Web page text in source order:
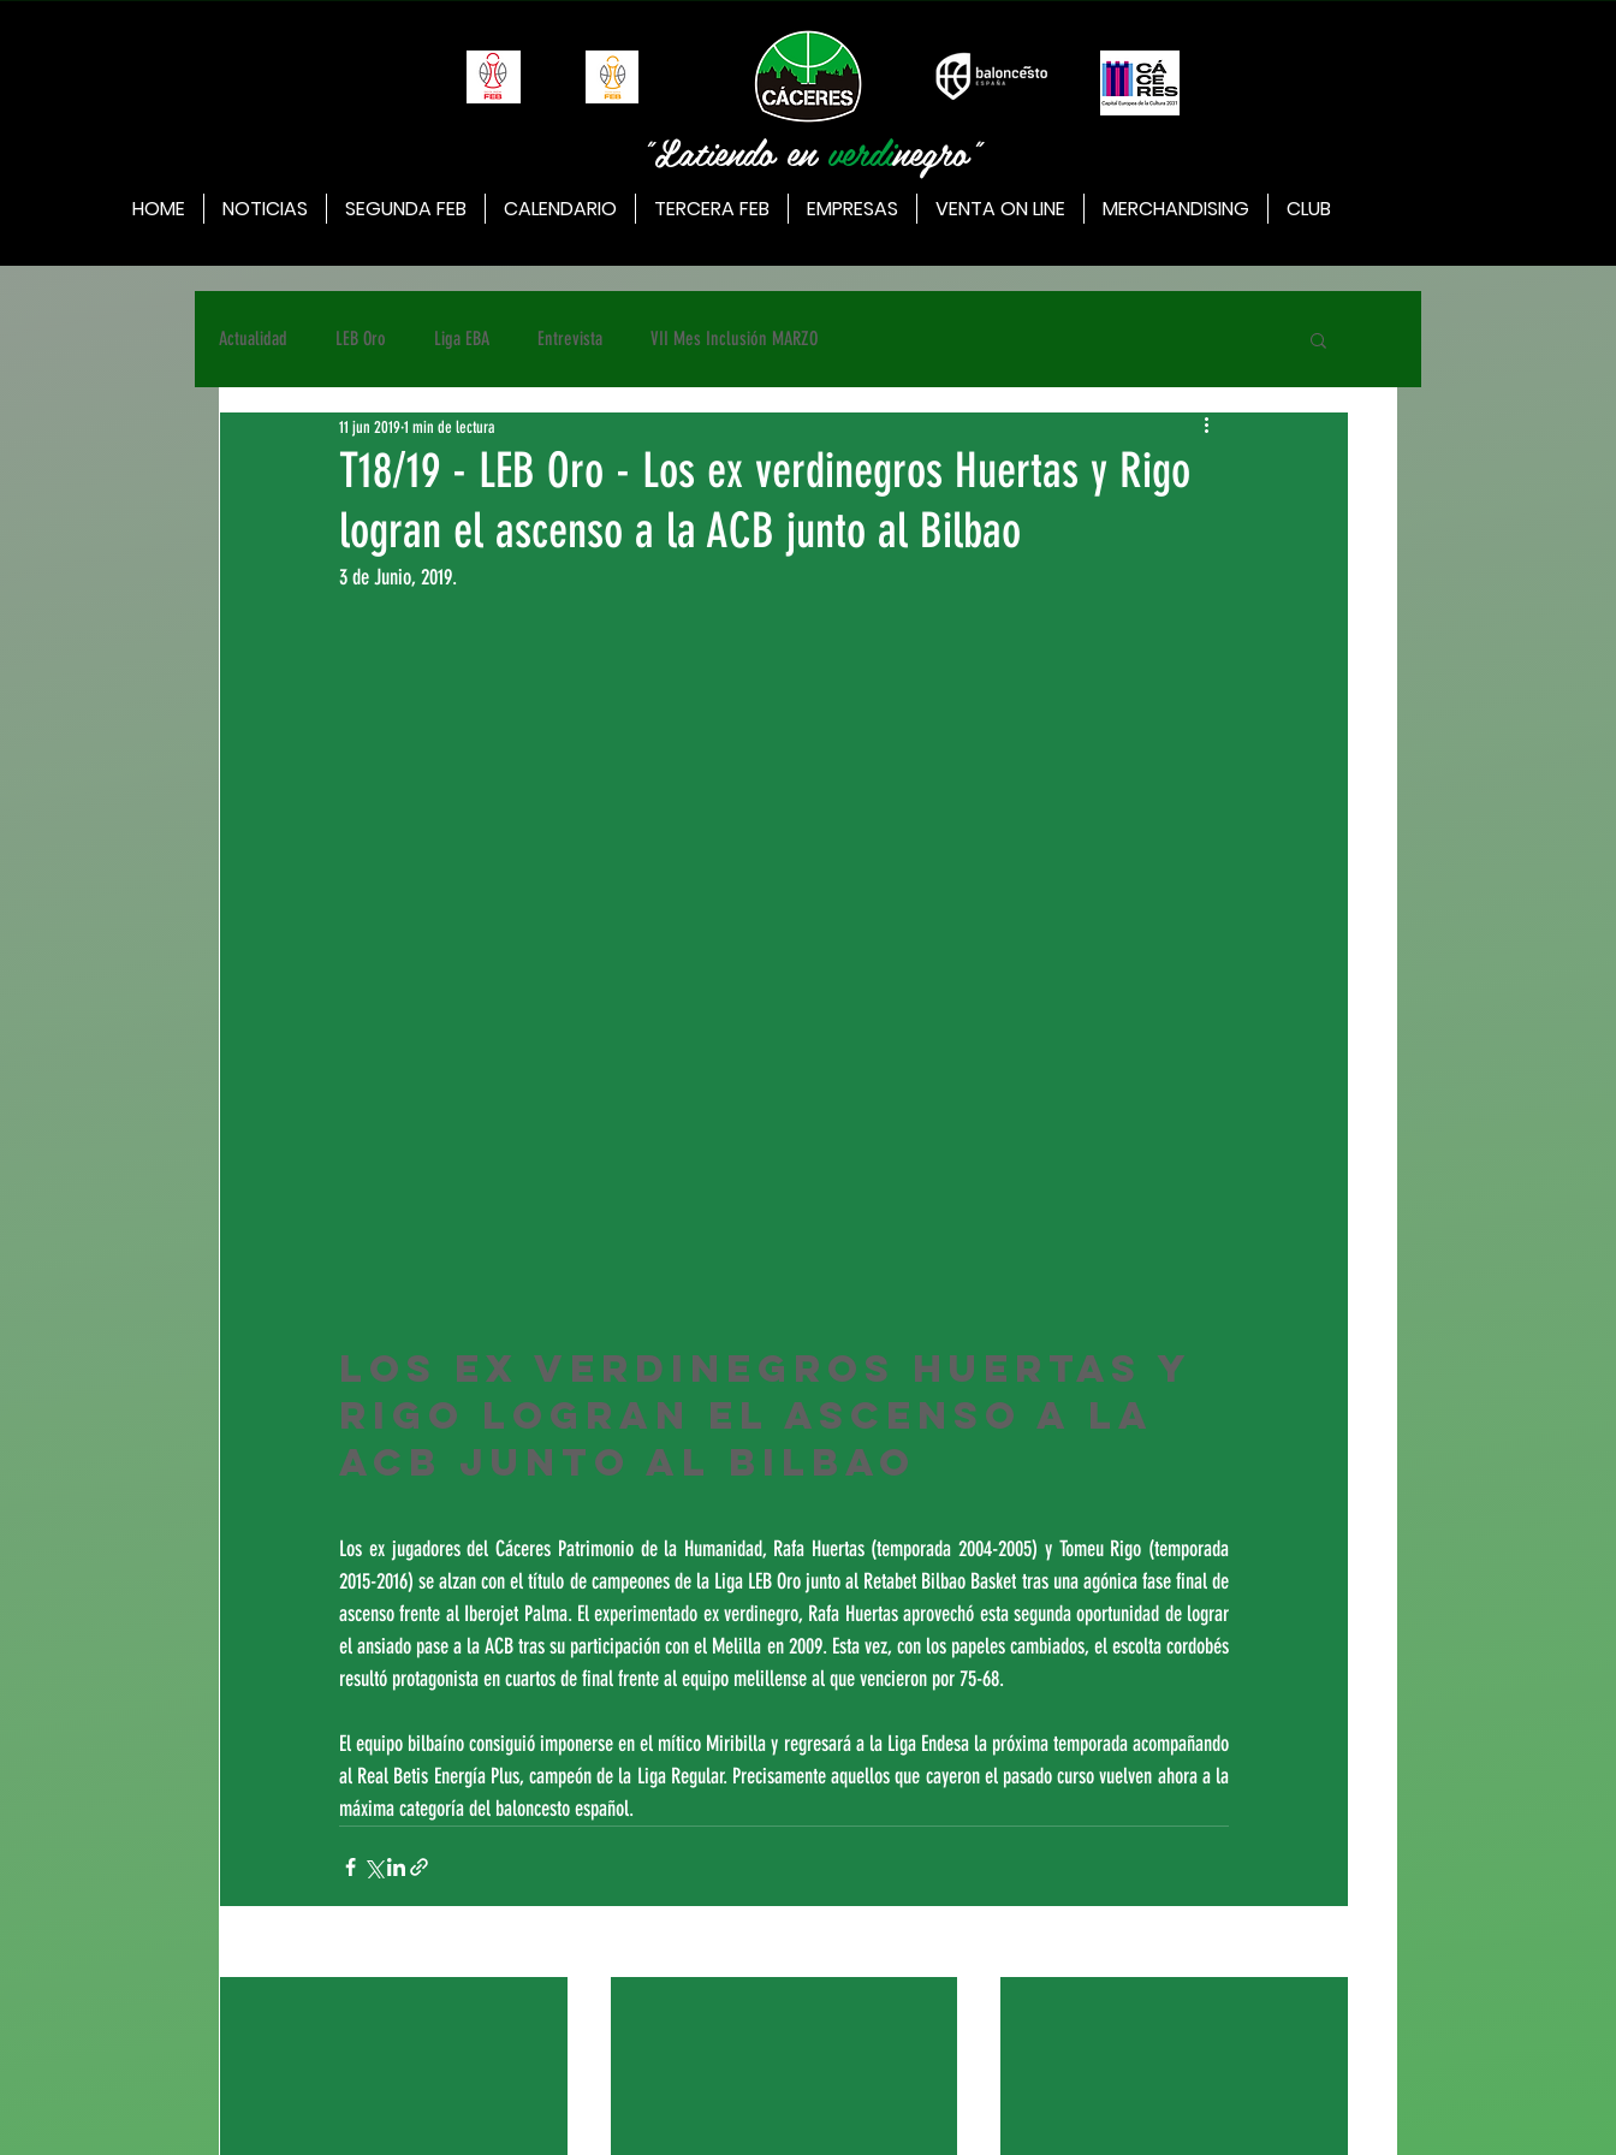
"Latiendo enverdinegro"
HOME NOTICIAS SEGUNDA FEB CALENDARIO TERCERA FEB EMPRESAS VENTA ON LINE MERCHANDISING CLUB
Actualidad LEB Oro Liga EBA Entrevista VII Mes Inclusión MARZO
T18/19 - LEB Oro - Los ex verdinegros Huertas y Rigo
logran el ascenso a la ACB junto al Bilbao
11 jun 20191 min de lectura
3 de Junio, 2019.
Los ex verdinegros Huertas y
Rigo logran el ascenso a la
ACB junto al Bilbao
Los ex jugadores del Cáceres Patrimonio de la Humanidad, Rafa Huertas (temporada 2004-2005) y Tomeu Rigo (temporada
2015-2016) se alzan con el título de campeones de la Liga LEB Oro junto al Retabet Bilbao Basket tras una agónica fase final de
ascenso frente al Iberojet Palma. El experimentado ex verdinegro, Rafa Huertas aprovechó esta segunda oportunidad de lograr
el ansiado pase a la ACB tras su participación con el Melilla en 2009. Esta vez, con los papeles cambiados, el escolta cordobés
resultó protagonista en cuartos de final frente al equipo melillense al que vencieron por 75-68.
El equipo bilbaíno consiguió imponerse en el mítico Miribilla y regresará a la Liga Endesa la próxima temporada acompañando
al Real Betis Energía Plus, campeón de la Liga Regular. Precisamente aquellos que cayeron el pasado curso vuelven ahora a la
máxima categoría del baloncesto español.